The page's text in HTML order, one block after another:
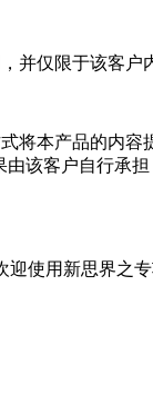
并仅限于该客户
将本产品的内容
该客户自行承
使用新思界之专